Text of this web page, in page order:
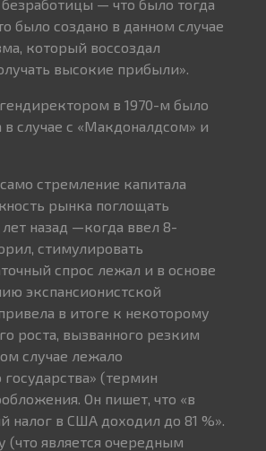
— что было тогда
было создано в данном случае
который воссоздал
высокие прибыли».
в 1970-м было
случае с «Макдоналдсом» и
стремление капитала
рынка поглощать
назад —когда ввел 8-
стимулировать
спрос лежал и в основе
экспансионистской
в итоге к некоторому
роста, вызванного резким
случае лежало
(термин
Он пишет, что «в
налог в США доходил до 81 %».
(что является очередным